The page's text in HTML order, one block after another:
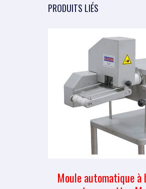
PRODUITS LIÉS
Moule automatique